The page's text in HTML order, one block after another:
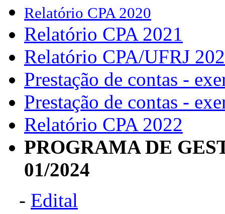
Relatório CPA 2020
Relatório CPA 2021
Relatório CPA/UFRJ
Prestação de contas -
Prestação de contas -
Relatório CPA 2022
PROGRAMA DE
01/2024
- Edital